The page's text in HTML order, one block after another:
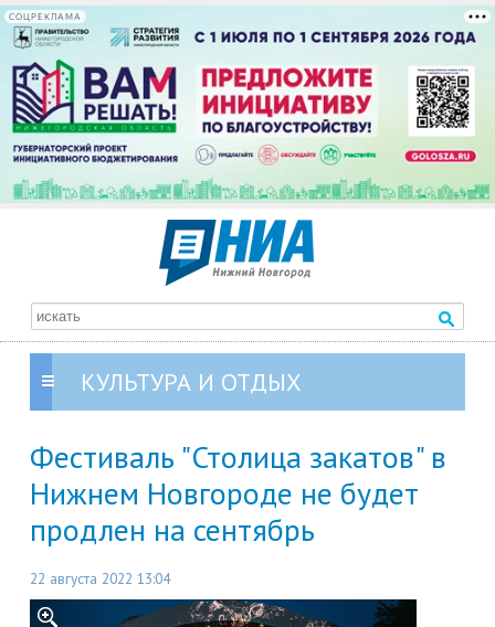
СОЦРЕКЛАМА
КУЛЬТУРА И ОТДЫХ
Фестиваль "Столица закатов" в
Нижнем Новгороде не будет
продлен на сентябрь
22 августа 2022 13:04